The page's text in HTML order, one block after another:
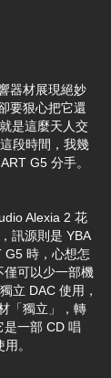
器材展現絕妙
要狠心把它還
是這麼天人交
段時間，我幾
G5 分手。
Alexia 2 花
訊源則是 YBA
G5 時，心想怎
僅可以少一部機
立 DAC 使用，
「獨立」，轉
是一部 CD 唱
。